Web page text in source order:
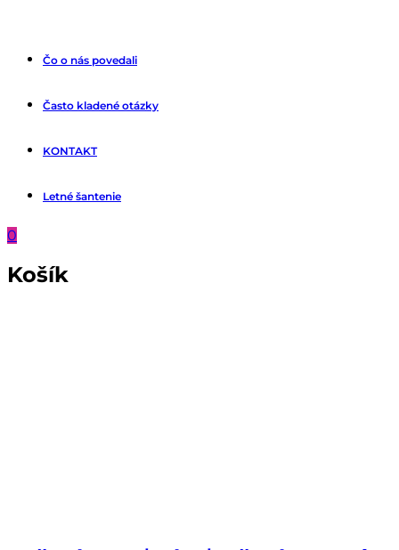
Čo o nás povedali
Často kladené otázky
KONTAKT
Letné šantenie
0
Košík